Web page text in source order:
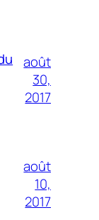
août
30,
2017
août
10,
2017